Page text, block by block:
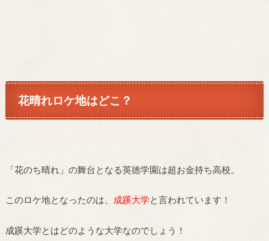
花晴れロケ地はどこ？
「花のち晴れ」の舞台となる英徳学園は超お金持ち高校。
このロケ地となったのは、 成蹊大学と言われています！
成蹊大学とはどのような大学なのでしょう！